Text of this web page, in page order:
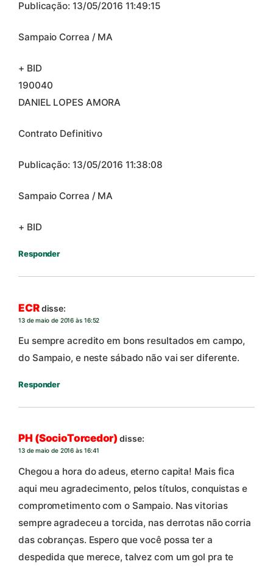
Publicação: 13/05/2016 11:49:15
Sampaio Correa / MA
+ BID
190040
DANIEL LOPES AMORA
Contrato Definitivo
Publicação: 13/05/2016 11:38:08
Sampaio Correa / MA
+ BID
Responder
ECRdisse:
13 de maio de 2016 às 16:52
Eu sempre acredito em bons resultados em campo,
do Sampaio, e neste sábado não vai ser diferente.
Responder
PH (SocioTorcedor) disse:
13 de maio de 2016 às 16:41
Chegou a hora do adeus, eterno capita! Mais fica
aqui meu agradecimento, pelos títulos, conquistas e
comprometimento com o Sampaio. Nas vitorias
sempre agradeceu a torcida, nas derrotas não corria
das cobranças. Espero que você possa ter a
despedida que merece, talvez com um gol pra te